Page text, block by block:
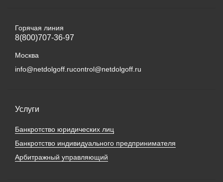
Услуги
Банкротство юридических лиц
Банкротство индивидуального предпринимателя
Арбитражный управляющий
Горячая линия
8(800)707-36-97
Москва
info@netdolgoff.rucontrol@netdolgoff.ru